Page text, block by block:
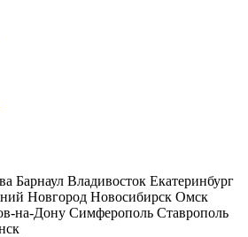
Барнаул Владивосток Екатеринбург
Новгород Новосибирск Омск
на-Дону Симферополь Ставрополь